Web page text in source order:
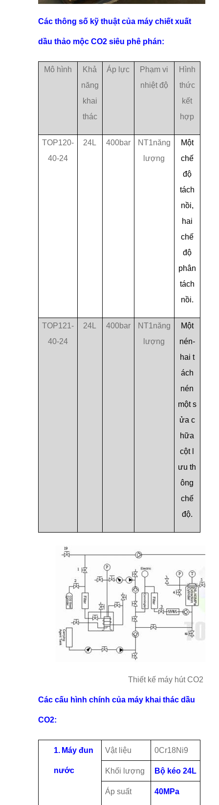
Các thông số kỹ thuật của máy chiết xuất
dầu thảo mộc CO2 siêu phê phán:
Mô hình
Khả
năng
khai
thác
Áp lực
Phạm vi
nhiệt độ
Hình
thức
kết
hợp
TOP120-
40-24
24L 400bar
NT1năng
lượng
Một
chế
độ
tách
nồi,
hai
chế
độ
phân
tách
nồi.
TOP121-
40-24
24L 400bar
NT1năng
lượng
Một
nén-
hai t
ách
nén
một s
ửa c
hữa
cột l
ưu th
ông
chế
độ.
Thiết kế máy hút CO2
Các cấu hình chính của máy khai thác dầu
CO2:
1. Máy đun
nước
Vật liệu 0Cr18Ni9
Khối lượng Bộ kéo 24L
Áp suất 40MPa